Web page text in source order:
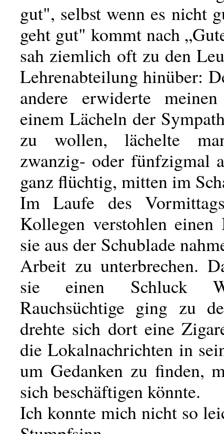
gut", selbst wenn es nicht
geht gut" kommt nach
sah ziemlich oft zu den
Lehrenabteilung hinüber:
andere erwiderte
einem Lächeln der
zu wollen, lächelte
zwanzig- oder fünfzigmal
ganz flüchtig, mitten im
Im Laufe des
Kollegen verstohlen einen
sie aus der Schublade
Arbeit zu unterbrechen.
sie einen Schluck
Rauchsüchtige ging zu
drehte sich dort eine
die Lokalnachrichten in
um Gedanken zu finden,
sich beschäftigen könnte.
Ich konnte mich nicht so